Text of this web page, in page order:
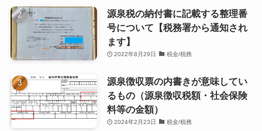
源泉税の納付書に記載する整理番
号について【税務署から通知され
ます】
2022年8月29日 税金/税務
源泉徴収票の内書きが意味してい
るもの（源泉徴収税額・社会保険
料等の金額）
2024年2月23日 税金/税務